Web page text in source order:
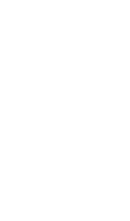
vom 16. November 2025"